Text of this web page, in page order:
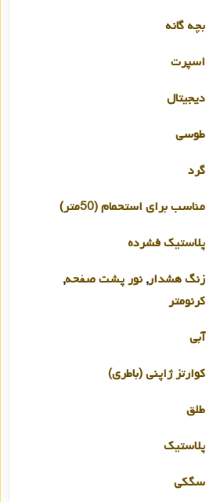
بچه گانه
اسپرت
دیجیتال
طوسی
گرد
مناسب برای استحمام (50متر)
پلاستیک فشرده
زنگ هشدار, نور پشت صفحه,
کرنومتر
آبی
کوارتز ژاپنی (باطری)
طلق
پلاستیک
سگکی